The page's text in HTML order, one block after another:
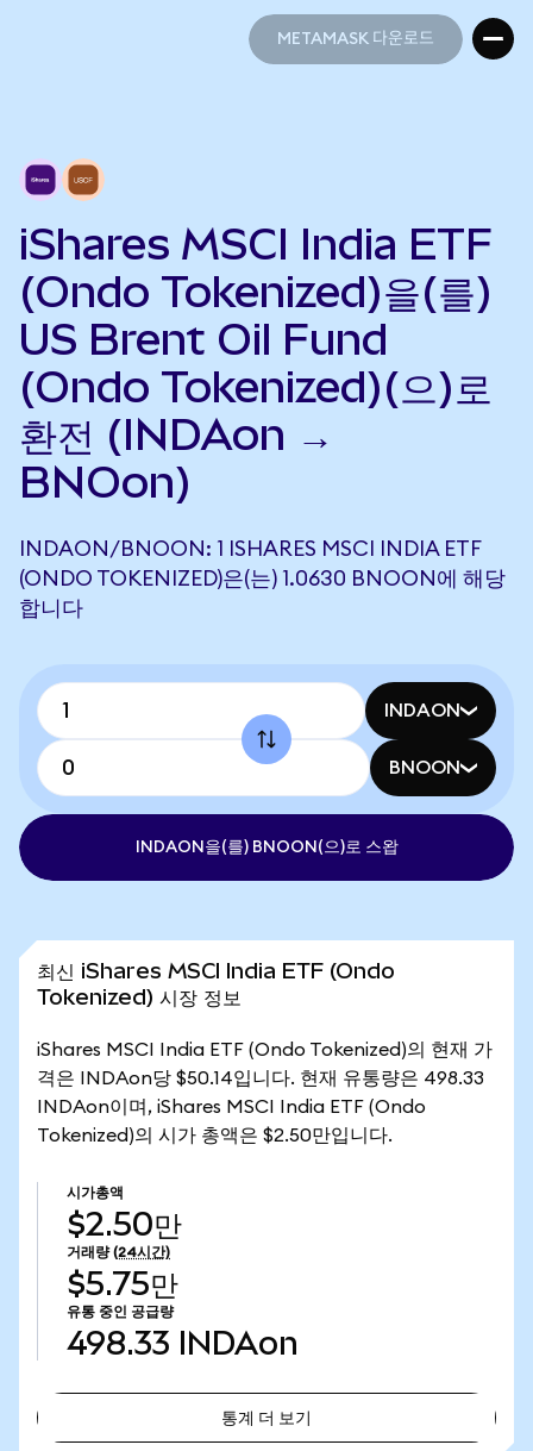
METAMASK 다운로드
iShares MSCI India ETF
(Ondo Tokenized)을(를)
US Brent Oil Fund
(Ondo Tokenized)(으)로
환전 (INDAon →
BNOon)
INDAON/BNOON: 1 ISHARES MSCI INDIA ETF
(ONDO TOKENIZED)은(는) 1.0630 BNOON에 해당
합니다
INDAON
BNOON
INDAON을(를) BNOON(으)로 스왑
최신 iShares MSCI India ETF (Ondo
Tokenized) 시장 정보
iShares MSCI India ETF (Ondo Tokenized)의 현재 가
격은 INDAon당 $50.14입니다. 현재 유통량은 498.33
INDAon이며, iShares MSCI India ETF (Ondo
Tokenized)의 시가 총액은 $2.50만입니다.
시가총액
$2.50만
거래량 (24시간)
$5.75만
유통 중인 공급량
498.33 INDAon
통계 더 보기